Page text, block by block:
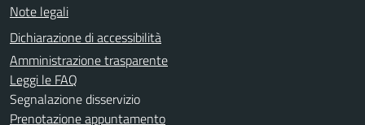
Note legali
Dichiarazione di accessibilità
Amministrazione trasparente
Leggi le FAQ
Segnalazione disservizio
Prenotazione appuntamento